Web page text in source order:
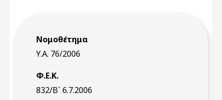
Νομοθέτημα
Υ.Α. 76/2006
Φ.Ε.Κ.
832/Β` 6.7.2006